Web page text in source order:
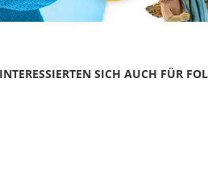
SICH AUCH FÜR